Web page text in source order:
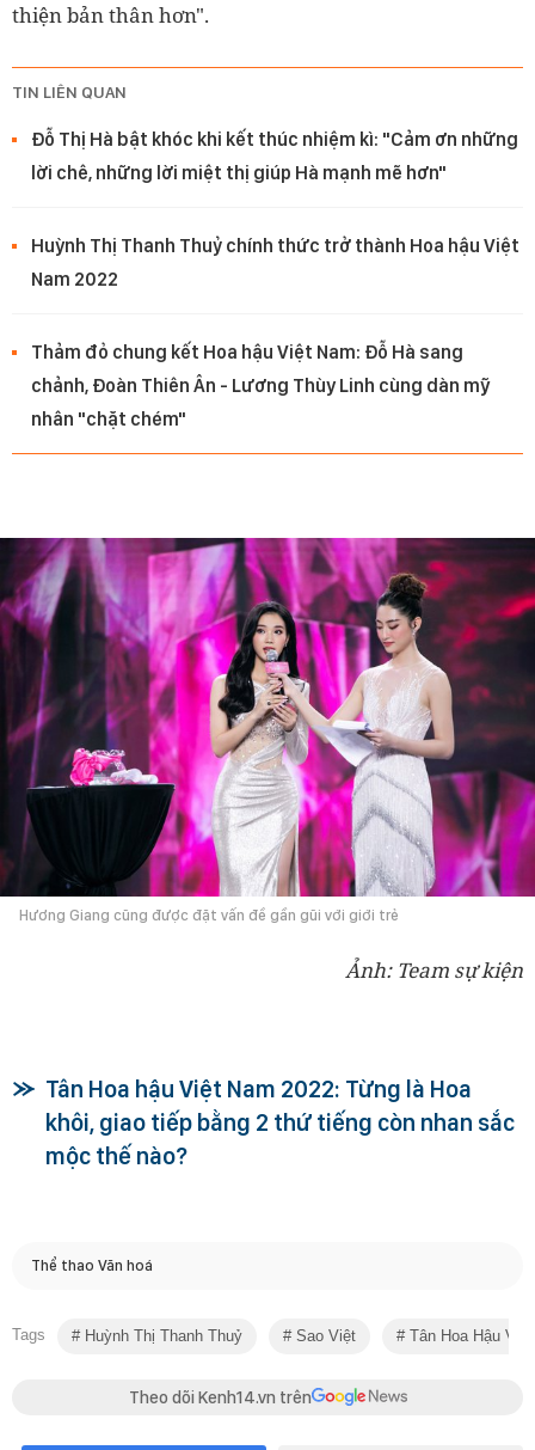
thiện bản thân hơn".
TIN LIÊN QUAN
Đỗ Thị Hà bật khóc khi kết thúc nhiệm kì: "Cảm ơn những
lời chê, những lời miệt thị giúp Hà mạnh mẽ hơn"
Huỳnh Thị Thanh Thuỷ chính thức trở thành Hoa hậu Việt
Nam 2022
Thảm đỏ chung kết Hoa hậu Việt Nam: Đỗ Hà sang
chảnh, Đoàn Thiên Ân - Lương Thùy Linh cùng dàn mỹ
nhân "chặt chém"
Hương Giang cũng được đặt vấn đề gần gũi với giới trẻ
Ảnh: Team sự kiện
Tân Hoa hậu Việt Nam 2022: Từng là Hoa
khôi, giao tiếp bằng 2 thứ tiếng còn nhan sắc
mộc thế nào?
Thể thao Văn hoá
Tags Huỳnh Thị Thanh Thuỷ Sao Việt Tân Hoa Hậu Việt
Theo dõi Kenh14.vn trên